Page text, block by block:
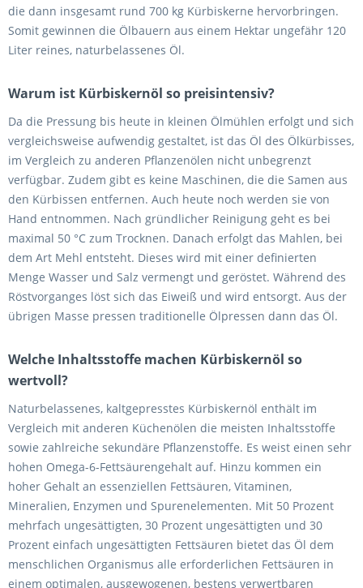
die dann insgesamt rund 700 kg Kürbiskerne hervorbringen.
Somit gewinnen die Ölbauern aus einem Hektar ungefähr 120
Liter reines, naturbelassenes Öl.
Warum ist Kürbiskernöl so preisintensiv?
Da die Pressung bis heute in kleinen Ölmühlen erfolgt und sich
vergleichsweise aufwendig gestaltet, ist das Öl des Ölkürbisses,
im Vergleich zu anderen Pflanzenölen nicht unbegrenzt
verfügbar. Zudem gibt es keine Maschinen, die die Samen aus
den Kürbissen entfernen. Auch heute noch werden sie von
Hand entnommen. Nach gründlicher Reinigung geht es bei
maximal 50 °C zum Trocknen. Danach erfolgt das Mahlen, bei
dem Art Mehl entsteht. Dieses wird mit einer definierten
Menge Wasser und Salz vermengt und geröstet. Während des
Röstvorganges löst sich das Eiweiß und wird entsorgt. Aus der
übrigen Masse pressen traditionelle Ölpressen dann das Öl.
Welche Inhaltsstoffe machen Kürbiskernöl so
wertvoll?
Naturbelassenes, kaltgepresstes Kürbiskernöl enthält im
Vergleich mit anderen Küchenölen die meisten Inhaltsstoffe
sowie zahlreiche sekundäre Pflanzenstoffe. Es weist einen sehr
hohen Omega-6-Fettsäurengehalt auf. Hinzu kommen ein
hoher Gehalt an essenziellen Fettsäuren, Vitaminen,
Mineralien, Enzymen und Spurenelementen. Mit 50 Prozent
mehrfach ungesättigten, 30 Prozent ungesättigten und 30
Prozent einfach ungesättigten Fettsäuren bietet das Öl dem
menschlichen Organismus alle erforderlichen Fettsäuren in
einem optimalen, ausgewogenen, bestens verwertbaren